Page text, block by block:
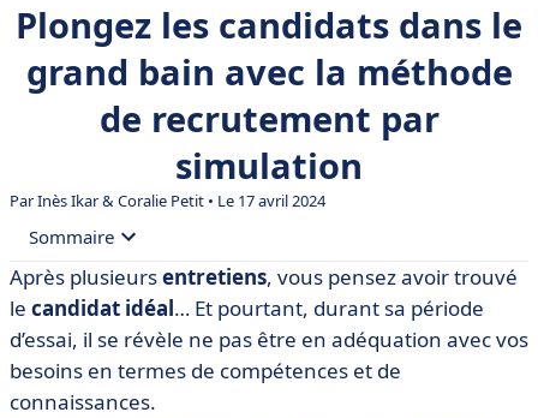
Plongez les candidats dans le
grand bain avec la méthode
de recrutement par
simulation
Par Inès Ikar &Coralie Petit • Le 17 avril 2024
Sommaire
• C'est quoi la méthode de recrutement par simulation
• Quels sont les avantages de la MRS ?
• Comment se déroule une session de MRS ?
Après plusieursentretiens, vous pensez avoir trouvé
le candidat idéal… Et pourtant, durant sa période
d’essai, il se révèle ne pas être en adéquation avec vos
besoins en termes de compétences et de
connaissances.